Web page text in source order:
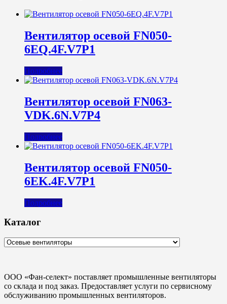
Вентилятор осевой FN050-
6EQ.4F.V7P1
Подробнее
Вентилятор осевой FN063-
VDK.6N.V7P4
Подробнее
Вентилятор осевой FN050-
6EK.4F.V7P1
Подробнее
Каталог
ООО «Фан-селект» поставляет промышленные вентиляторы
со склада и под заказ. Предоставляет услуги по сервисному
обслуживанию промышленных вентиляторов.